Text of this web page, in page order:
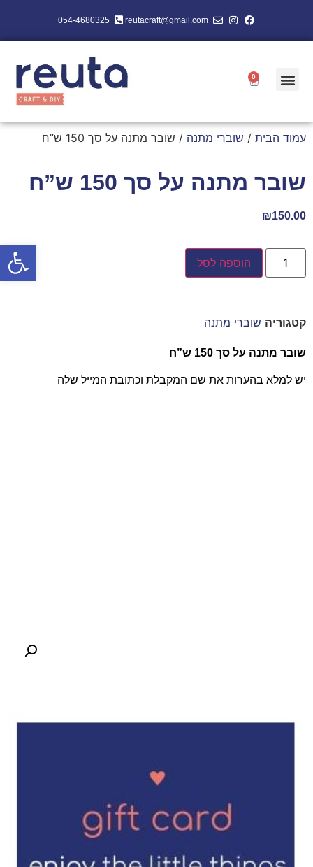
פתח
reutacraft@gmail.com
054-4680325
0
עמוד הבית / שוברי מתנה / שובר מתנה על סך 150 ש”ח
שובר מתנה על סך 150 ש”ח
₪150.00
הוספה לסל
קטגוריה שוברי מתנה
שובר מתנה על סך 150 ש”ח
יש למלא בהערות את שם המקבלת וכתובת המייל שלה